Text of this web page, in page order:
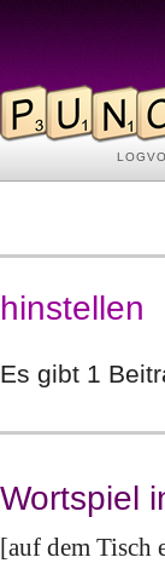
hinstellen
Es gibt 1
Wortspiel
[auf dem Tisch